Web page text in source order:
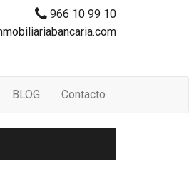
966 10 99 10
BLOG Contacto